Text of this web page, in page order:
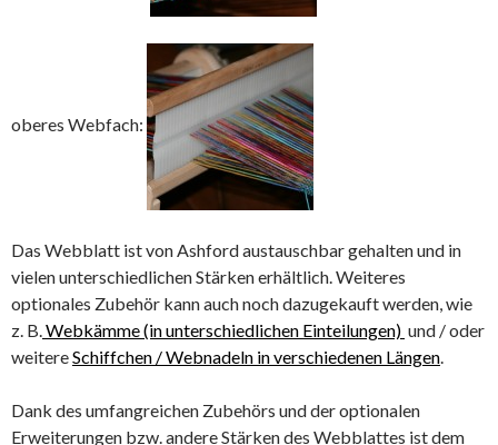
oberes Webfach:
Das Webblatt ist von Ashford austauschbar gehalten und in
vielen unterschiedlichen Stärken erhältlich. Weiteres
optionales Zubehör kann auch noch dazugekauft werden, wie
z. B.Webkämme (in unterschiedlichen Einteilungen) und / oder
weitereSchiffchen / Webnadeln in verschiedenen Längen.
Dank des umfangreichen Zubehörs und der optionalen
Erweiterungen bzw. andere Stärken des Webblattes ist dem